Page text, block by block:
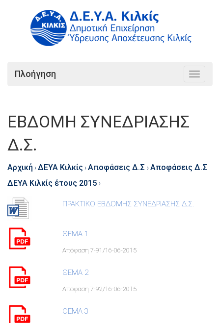
Toggle
Πλοήγηση
ΕΒΔΟΜΗ ΣΥΝΕΔΡΙΑΣΗΣ
Δ.Σ.
Αρχική ›ΔΕΥΑ Κιλκίς ›Αποφάσεις Δ.Σ ›Αποφάσεις Δ.Σ
ΔΕΥΑ Κιλκίς έτους 2015 ›
ΠΡΑΚΤΙΚΟ ΕΒΔΟΜΗΣ ΣΥΝΕΔΡΙΑΣΗΣ Δ.Σ.
ΘΕΜΑ 1
Απόφαση 7-91/16-06-2015
ΘΕΜΑ 2
Απόφαση 7-92/16-06-2015
ΘΕΜΑ 3